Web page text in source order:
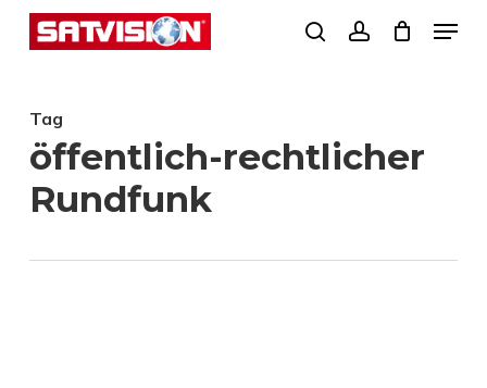
Skip
content
search
Menu
Tag
öffentlich-rechtlicher
Rundfunk